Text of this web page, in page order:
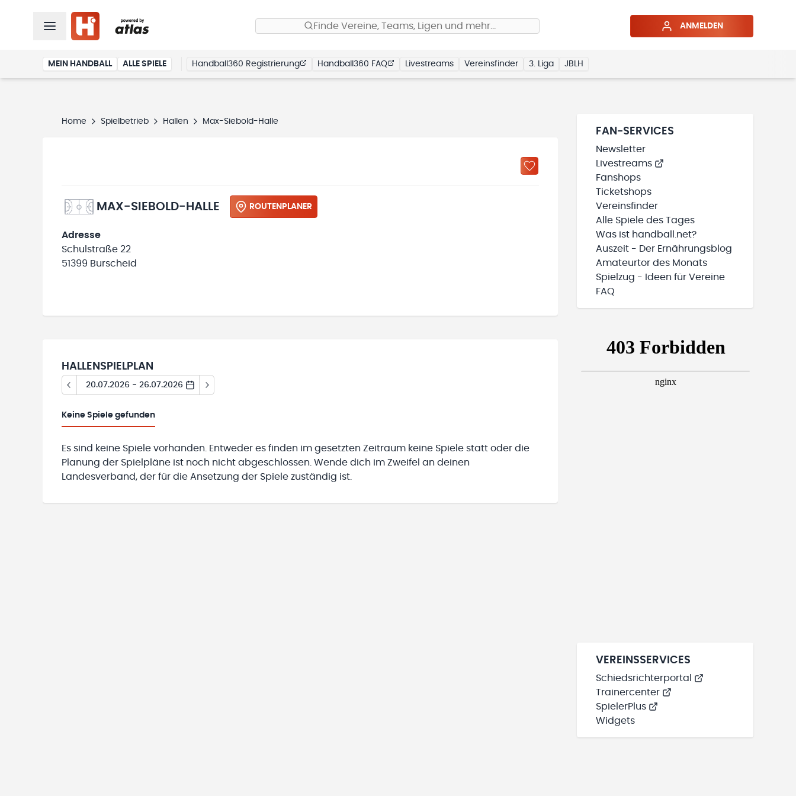
Finde Vereine, Teams, Ligen und mehr… ANMELDEN
MEIN HANDBALL ALLE SPIELE Handball360 Registrierung Handball360 FAQ Livestreams Vereinsfinder 3. Liga JBLH
Home Spielbetrieb Hallen Max-Siebold-Halle
MAX-SIEBOLD-HALLE ROUTENPLANER
Adresse
Schulstraße 22
51399 Burscheid
HALLENSPIELPLAN
20.07.2026 - 26.07.2026
Keine Spiele gefunden
Es sind keine Spiele vorhanden. Entweder es finden im gesetzten Zeitraum keine Spiele statt oder die
Planung der Spielpläne ist noch nicht abgeschlossen. Wende dich im Zweifel an deinen
Landesverband, der für die Ansetzung der Spiele zuständig ist.
FAN-SERVICES
Newsletter
Livestreams
Fanshops
Ticketshops
Vereinsfinder
Alle Spiele des Tages
Was ist handball.net?
Auszeit - Der Ernährungsblog
Amateurtor des Monats
Spielzug - Ideen für Vereine
FAQ
VEREINSSERVICES
Schiedsrichterportal
Trainercenter
SpielerPlus
Widgets